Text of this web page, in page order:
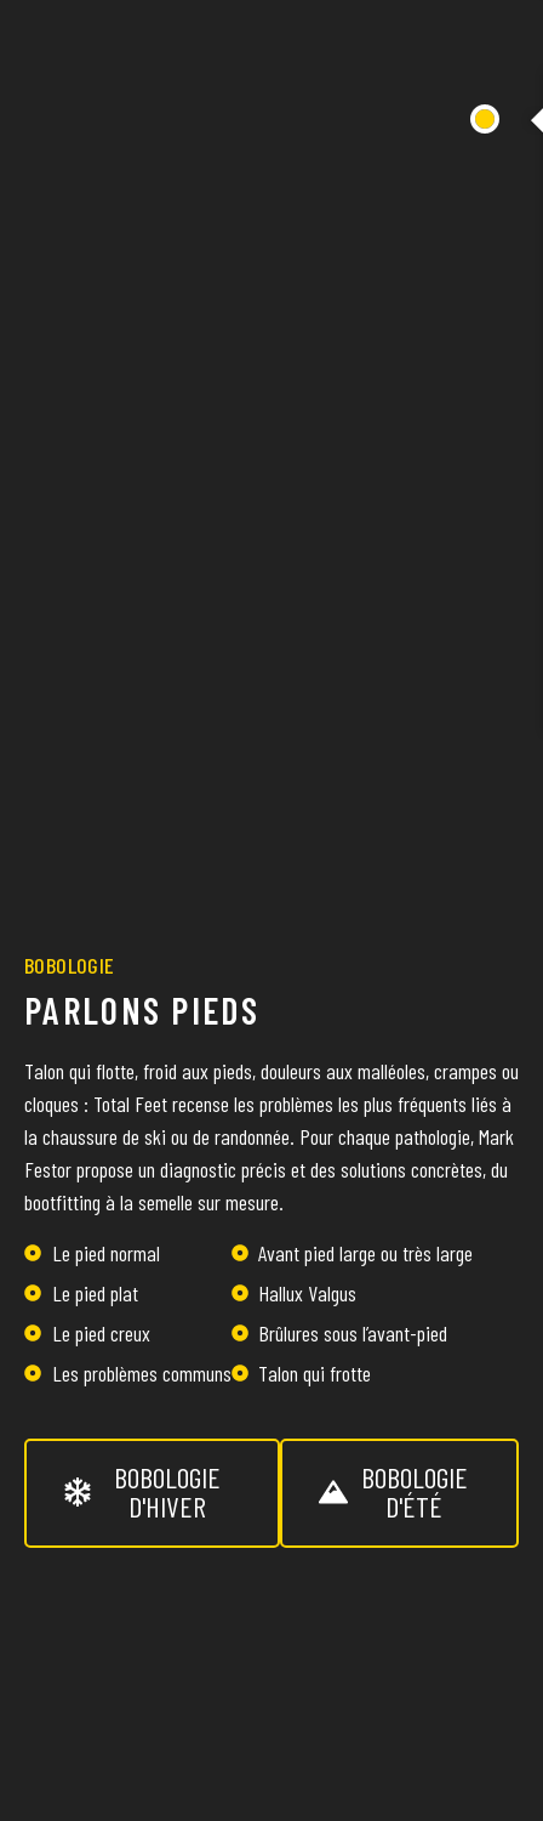
BOBOLOGIE
PARLONS PIEDS
Talon qui flotte, froid aux pieds, douleurs aux malléoles, crampes ou
cloques : Total Feet recense les problèmes les plus fréquents liés à
la chaussure de ski ou de randonnée. Pour chaque pathologie, Mark
Festor propose un diagnostic précis et des solutions concrètes, du
bootfitting à la semelle sur mesure.
Le pied normal
Le pied plat
Le pied creux
Les problèmes communs
Avant pied large ou très large
Hallux Valgus
Brûlures sous l’avant-pied
Talon qui frotte
BOBOLOGIE
D'HIVER
BOBOLOGIE
D'ÉTÉ